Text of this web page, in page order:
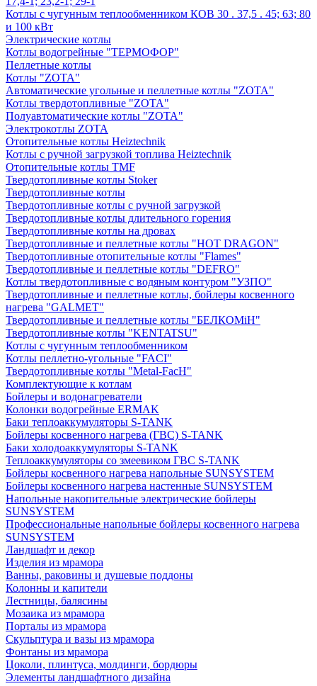
Котлы с чугунным теплообменником КОВ 30 . 37,5 . 45; 63; 80
и 100 кВт
Электрические котлы
Котлы водогрейные "ТЕРМОФОР"
Пеллетные котлы
Котлы "ZOTA"
Автоматические угольные и пеллетные котлы "ZOTA"
Котлы твердотопливные "ZOTA"
Полуавтоматические котлы "ZOTA"
Электрокотлы ZOTA
Отопительные котлы Heiztechnik
Котлы с ручной загрузкой топлива Heiztechnik
Отопительные котлы TMF
Твердотопливные котлы Stoker
Твердотопливные котлы
Твердотопливные котлы с ручной загрузкой
Твердотопливные котлы длительного горения
Твердотопливные котлы на дровах
Твердотопливные и пеллетные котлы "HOT DRAGON"
Твердотопливные отопительные котлы "Flames"
Твердотопливные и пеллетные котлы "DEFRO"
Котлы твердотопливные с водяным контуром "УЗПО"
Твердотопливные и пеллетные котлы, бойлеры косвенного
нагрева "GALMET"
Твердотопливные и пеллетные котлы "БЕЛКОМiН"
Твердотопливные котлы "KENTATSU"
Котлы с чугунным теплообменником
Котлы пеллетно-угольные "FACI"
Твердотопливные котлы "Metal-FacH"
Комплектующие к котлам
Бойлеры и водонагреватели
Колонки водогрейные ERMAK
Баки теплоаккумуляторы S-TANK
Бойлеры косвенного нагрева (ГВС) S-TANK
Баки холодоаккумуляторы S-TANK
Теплоаккумуляторы со змеевиком ГВС S-TANK
Бойлеры косвенного нагрева напольные SUNSYSTEM
Бойлеры косвенного нагрева настенные SUNSYSTEM
Напольные накопительные электрические бойлеры
SUNSYSTEM
Профессиональные напольные бойлеры косвенного нагрева
SUNSYSTEM
Ландшафт и декор
Изделия из мрамора
Ванны, раковины и душевые поддоны
Колонны и капители
Лестницы, балясины
Мозаика из мрамора
Порталы из мрамора
Скульптура и вазы из мрамора
Фонтаны из мрамора
Цоколи, плинтуса, молдинги, бордюры
Элементы ландшафтного дизайна